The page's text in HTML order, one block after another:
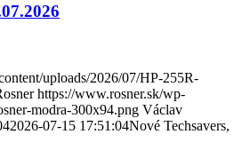
uploads/2026/07/HP-255R-
https://www.rosner.sk/wp-
modra-300x94.png Václav
2026-07-15 17:51:04Nové Techsavers,